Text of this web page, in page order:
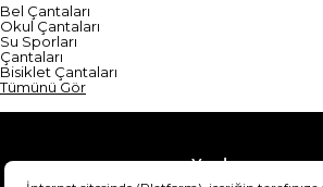
Bel Çantaları
Okul Çantaları
Su Sporları
Çantaları
Bisiklet Çantaları
Tümünü Gör
Yardım